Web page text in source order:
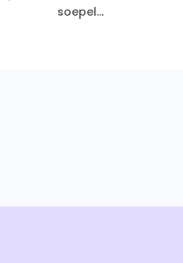
soepel...